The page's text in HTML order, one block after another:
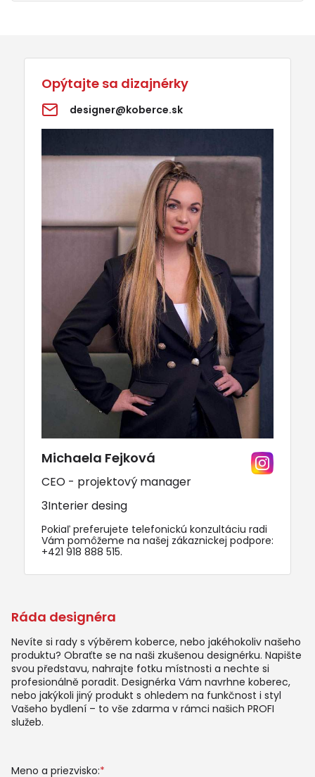
Ráda designéra
Nevíte si rady s výběrem koberce, nebo jakéhokoliv našeho
produktu? Obraťte se na naši zkušenou designérku. Napište
svou představu, nahrajte fotku místnosti a nechte si
profesionálně poradit. Designérka Vám navrhne koberec,
nebo jakýkoli jiný produkt s ohledem na funkčnost i styl
Vašeho bydlení – to vše zdarma v rámci našich PROFI
služeb.
Meno a priezvisko:*
Opýtajte sa dizajnérky
designer@koberce.sk
Michaela Fejková
CEO - projektový manager
3Interier desing
Pokiaľ preferujete telefonickú konzultáciu radi
Vám pomôžeme na našej zákaznickej podpore:
+421 918 888 515.